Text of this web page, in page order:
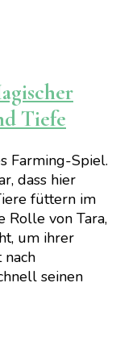
Tiefe
Farming-Spiel.
dass hier
füttern im
Rolle von Tara,
um ihrer
seinen